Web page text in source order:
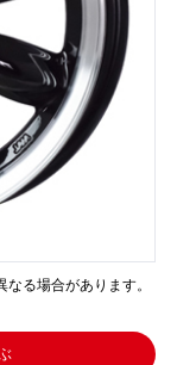
る場合があります。